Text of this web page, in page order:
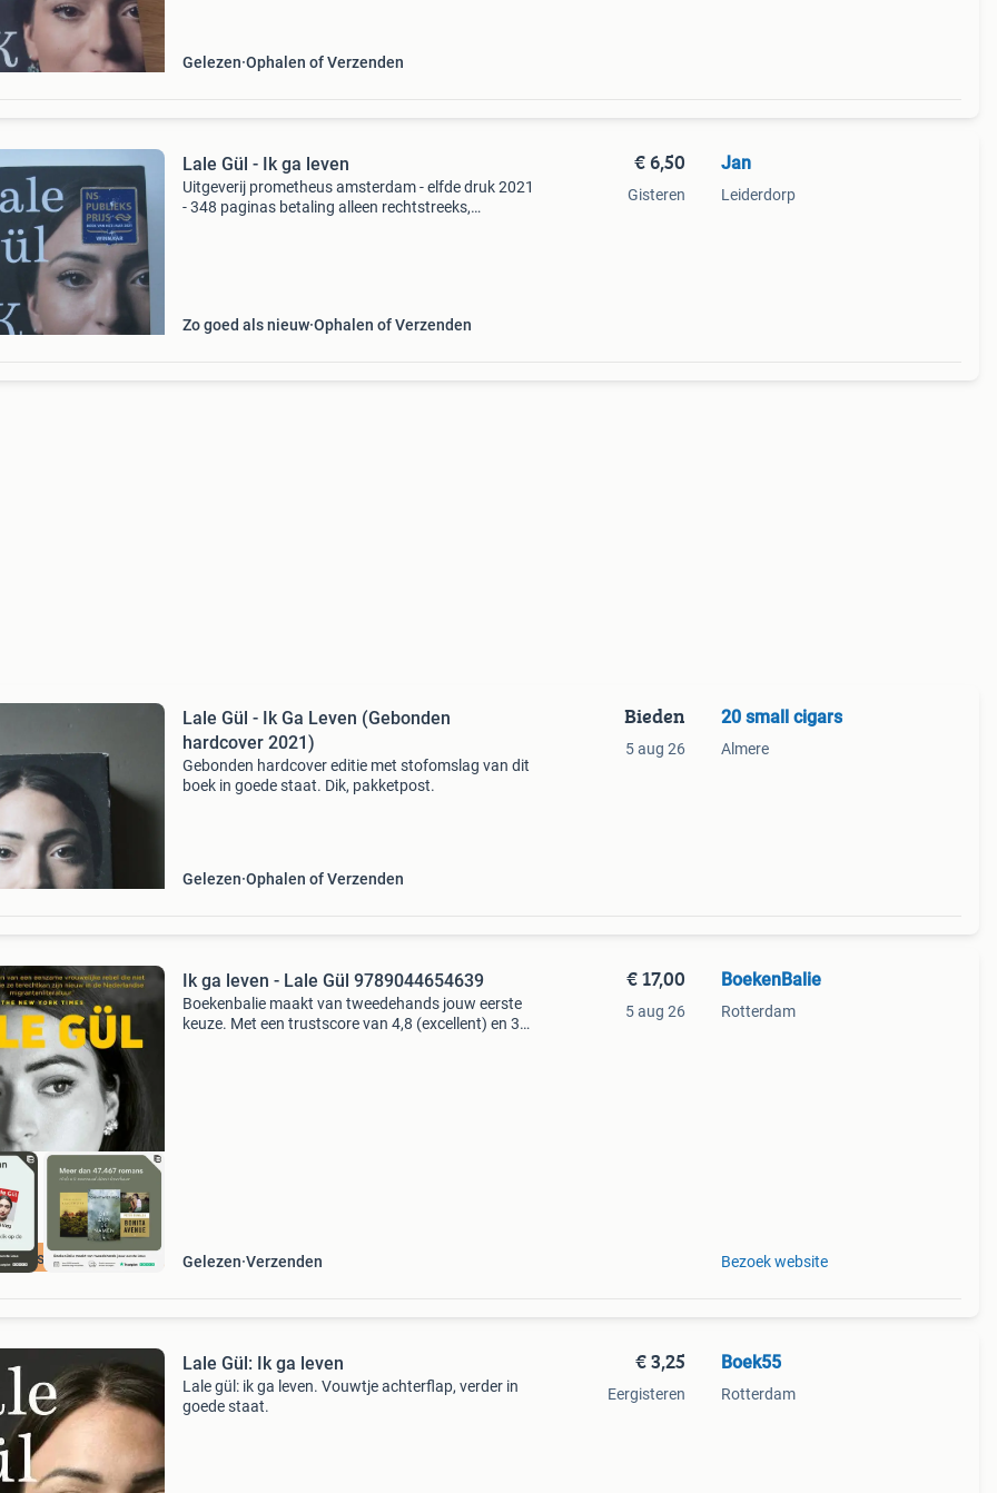
Gelezen Ophalen of Verzenden
Lale Gül - Ik ga leven
Uitgeverij prometheus amsterdam - elfde druk 2021
- 348 paginas betaling alleen rechtstreeks,
Zo goed als nieuw Ophalen of Verzenden
€ 6,50
Gisteren
Jan
Leiderdorp
Lale Gül - Ik Ga Leven (Gebonden
hardcover 2021)
Gebonden hardcover editie met stofomslag van dit
boek in goede staat. Dik, pakketpost.
Gelezen Ophalen of Verzenden
Bieden
5 aug 26
20 small cigars
Almere
prijs
Ik ga leven - Lale Gül 9789044654639
Boekenbalie maakt van tweedehands jouw eerste
keuze. Met een trustscore van 4,8 (excellent) en 30
Gelezen Verzenden
€ 17,00
5 aug 26
BoekenBalie
Rotterdam
Bezoek website
Lale Gül: Ik ga leven
Lale gül: ik ga leven. Vouwtje achterflap, verder in
goede staat.
€ 3,25
Eergisteren
Boek55
Rotterdam